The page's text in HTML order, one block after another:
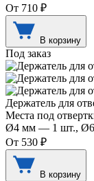
От 710 ₽
В корзину
Под заказ
Держатель для
Места под
Ø4 мм — 1 шт.,
От 530 ₽
В корзину